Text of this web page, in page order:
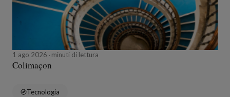
1 ago 2026 minuti di lettura
Colimaçon
Tecnologia